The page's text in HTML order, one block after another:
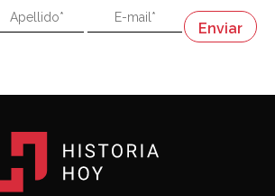
política, la estupidez no es una desventaja"